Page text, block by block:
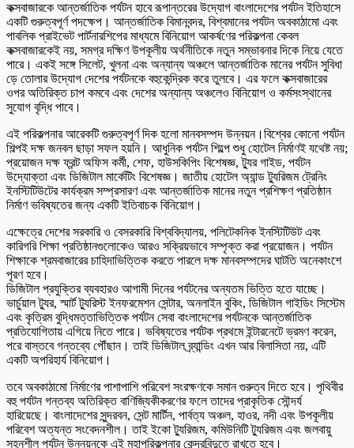
কক্সবাজারকে আন্তর্জাতিক পর্যটন হাবে রূপান্তরের উদ্যোগ বাংলাদেশের পর্যটন ইতিহাসে
একটি গুরুত্বপূর্ণ পদক্ষেপ। আন্তর্জাতিক বিমানবন্দর, বিশ্বমানের পর্যটন অবকাঠামো এবং
পাবলিক প্রাইভেট পার্টনারশিপের মাধ্যমে বিনিয়োগ আকর্ষণের পরিকল্পনা কেবল
কক্সবাজারকেই নয়, সমগ্র দক্ষিণ উপকূলীয় অর্থনীতিকে নতুন সম্ভাবনার দিকে নিয়ে যেতে
পারে। একই সঙ্গে সিলেট, খুলনা এবং অন্যান্য অঞ্চলে আন্তর্জাতিক মানের পর্যটন সুবিধা
ড়ে তোলার উদ্যোগ দেশের পর্যটনকে বহুকেন্দ্রিক করে তুলবে। এর ফলে কক্সবাজারের
ওপর অতিরিক্ত চাপ কমবে এবং দেশের অন্যান্য অঞ্চলেও বিনিয়োগ ও কর্মসংস্থানের
সুযোগ বৃদ্ধি পাবে।
এই পরিকল্পনার আরেকটি গুরুত্বপূর্ণ দিক হলো মানবসম্পদ উন্নয়ন।বিশ্বের কোনো পর্যটন
শিল্পই দক্ষ জনবল ছাড়া সফল হয়নি। আধুনিক পর্যটন শিল্পে শুধু হোটেল নির্মাণই যথেষ্ট নয়;
প্রয়োজন দক্ষ ফ্রন্ট অফিস কর্মী, শেফ, হাউসকিপিং বিশেষজ্ঞ, ট্যুর গাইড, পর্যটন
উদ্যোক্তা এবং ডিজিটাল মার্কেটিং বিশেষজ্ঞ। জাতীয় হোটেল অ্যান্ড ট্যুরিজম ট্রেনিং
ইনস্টিটিউটের কার্যক্রম সম্প্রসারণ এবং আন্তর্জাতিক মানের নতুন প্রশিক্ষণ প্রতিষ্ঠান
নির্মাণ ভবিষ্যতের জন্য একটি ইতিবাচক বিনিয়োগ।
এক্ষেত্রে দেশের সরকারি ও বেসরকারি বিশ্ববিদ্যালয়, পলিটেকনিক ইনস্টিটিউট এবং
কারিগরি শিক্ষা প্রতিষ্ঠানগুলোকেও আরও সক্রিয়ভাবে সম্পৃক্ত করা প্রয়োজন। পর্যটন
শিক্ষাকে শ্রমবাজারের চাহিদাভিত্তিক করতে পারলে দক্ষ মানবসম্পদের ঘাটতি অনেকাংশে
পূরণ হবে।
ডিজিটাল প্রযুক্তির ব্যবহারও আগামী দিনের পর্যটনের অন্যতম ভিত্তি হতে যাচ্ছে।
ভার্চুয়াল ট্যুর, স্মার্ট ট্যুরিস্ট ইনফরমেশন সেন্টার, অনলাইন বুকিং, ডিজিটাল গাইডিং সিস্টেম
এবং কৃত্রিম বুদ্ধিমত্তাভিত্তিক পর্যটন সেবা বাংলাদেশের পর্যটনকে আন্তর্জাতিক
প্রতিযোগিতায় এগিয়ে নিতে পারে। ভবিষ্যতের পর্যটক প্রথমে ইন্টারনেটে ভ্রমণ করেন,
পরে বাস্তবে গন্তব্যে পৌঁছান। তাই ডিজিটাল ব্র্যান্ডিং এখন আর বিলাসিতা নয়, এটি
একটি অপরিহার্য বিনিয়োগ।
তবে অবকাঠামো নির্মাণের পাশাপাশি পরিবেশ সংরক্ষণকে সমান গুরুত্ব দিতে হবে। পৃথিবীর
বহু পর্যটন গন্তব্য অতিরিক্ত বাণিজ্যিকীকরণের ফলে তাদের প্রাকৃতিক সৌন্দর্য
হারিয়েছে। বাংলাদেশের সুন্দরবন, সেন্ট মার্টিন, পার্বত্য অঞ্চল, হাওর, নদী এবং উপকূলীয়
পরিবেশ অত্যন্ত সংবেদনশীল। তাই ইকো ট্যুরিজম, কমিউনিটি ট্যুরিজম এবং জলবায়ু
সহনশীল পর্যটন উন্নয়নকে এই মহাপরিকল্পনার কেন্দ্রবিন্দুতে রাখতে হবে।